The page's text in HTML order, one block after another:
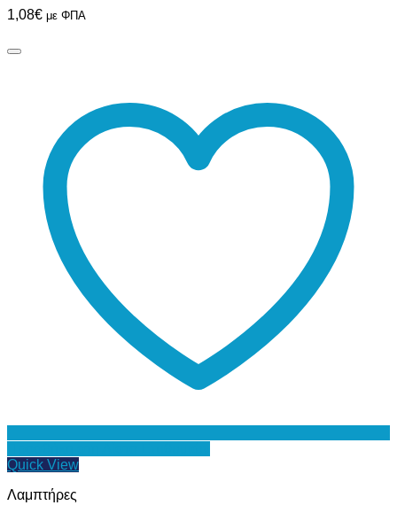
1,08€ με ΦΠΑ
Quick View
Λαμπτήρες